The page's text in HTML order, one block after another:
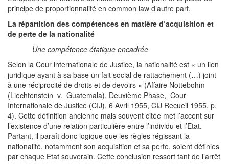
principe de proportionnalité en common law d’autre part.
La répartition des compétences en matière d’acquisition et
de perte de la nationalité
Une compétence étatique encadrée
Selon la Cour internationale de Justice, la nationalité est « un lien
juridique ayant à sa base un fait social de rattachement (…) joint
à une réciprocité de droits et de devoirs » (Affaire Nottebohm
(Liechtenstein v. Guatemala), Deuxième Phase, Cour
Internationale de Justice (CIJ), 6 Avril 1955, CIJ Recueil 1955, p.
4). Cette définition ancienne mais souvent citée met l’accent sur
l’existence d’une relation particulière entre l’individu et l’Etat.
Partant, il paraît donc logique que les règles régissant la
nationalité, notamment son acquisition et sa perte, soient définies
par chaque Etat souverain. Cette conclusion ressort tant de l’arrêt